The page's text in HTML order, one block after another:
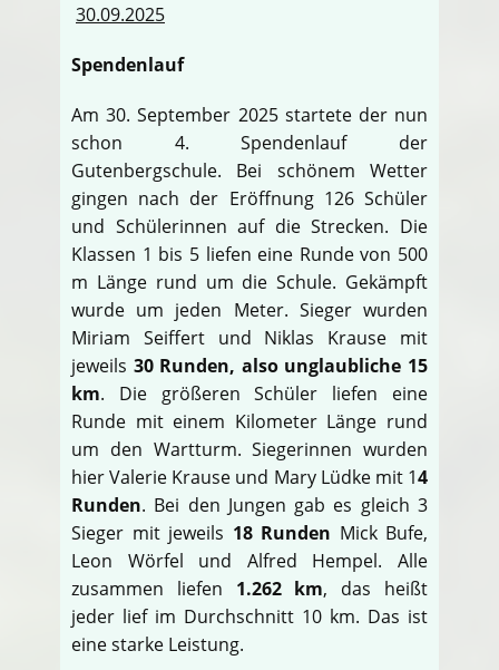
30.09.2025
Spendenlauf
Am 30. September 2025 startete der nun
schon 4. Spendenlauf der
Gutenbergschule. Bei schönem Wetter
gingen nach der Eröffnung 126 Schüler
und Schülerinnen auf die Strecken. Die
Klassen 1 bis 5 liefen eine Runde von 500
m Länge rund um die Schule. Gekämpft
wurde um jeden Meter. Sieger wurden
Miriam Seiffert und Niklas Krause mit
jeweils 30 Runden, also unglaubliche 15
km. Die größeren Schüler liefen eine
Runde mit einem Kilometer Länge rund
um den Wartturm. Siegerinnen wurden
hier Valerie Krause und Mary Lüdke mit 14
Runden. Bei den Jungen gab es gleich 3
Sieger mit jeweils 18 Runden Mick Bufe,
Leon Wörfel und Alfred Hempel. Alle
zusammen liefen 1.262 km, das heißt
jeder lief im Durchschnitt 10 km. Das ist
eine starke Leistung.